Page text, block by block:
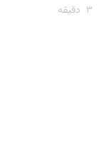
3 دقیقه